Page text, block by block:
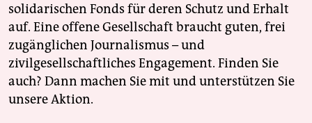
solidarischen Fonds für deren Schutz und Erhalt
auf. Eine offene Gesellschaft braucht guten, frei
zugänglichen Journalismus – und
zivilgesellschaftliches Engagement. Finden Sie
auch? Dann machen Sie mit und unterstützen Sie
unsere Aktion.